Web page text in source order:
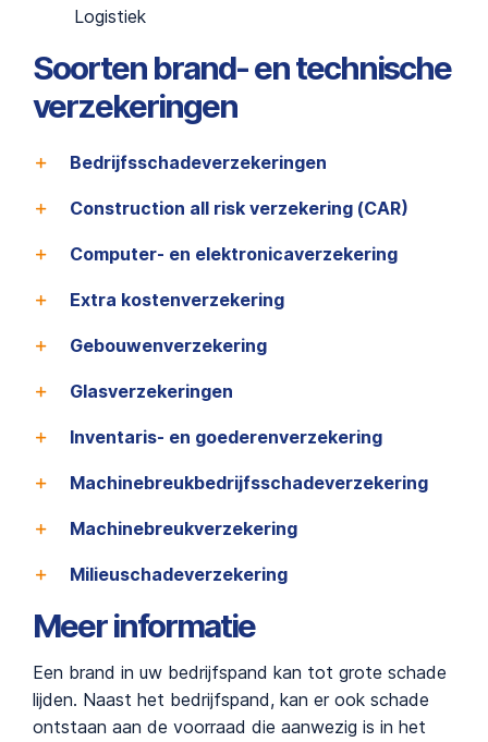
Logistiek
Soorten brand- en technische
verzekeringen
Bedrijfsschadeverzekeringen
Construction all risk verzekering (CAR)
Computer- en elektronicaverzekering
Extra kostenverzekering
Gebouwenverzekering
Glasverzekeringen
Inventaris- en goederenverzekering
Machinebreukbedrijfsschadeverzekering
Machinebreukverzekering
Milieuschadeverzekering
Meer informatie
Een brand in uw bedrijfspand kan tot grote schade
lijden. Naast het bedrijfspand, kan er ook schade
ontstaan aan de voorraad die aanwezig is in het